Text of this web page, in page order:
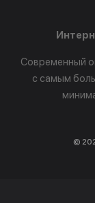
Современный
с самым
©